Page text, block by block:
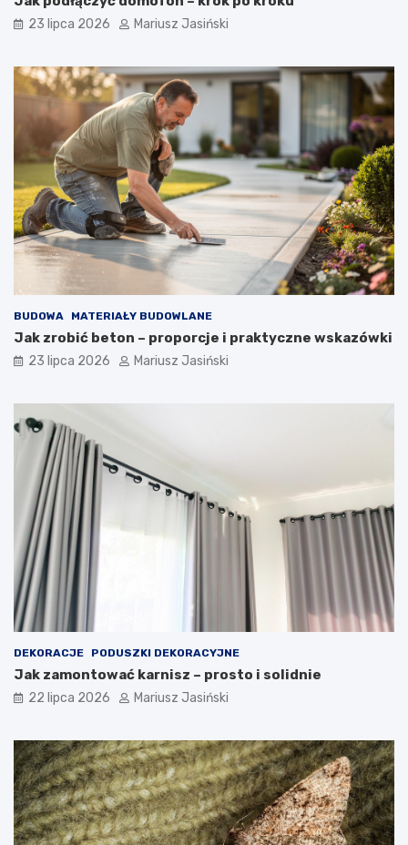
23 lipca 2026 Mariusz Jasiński
BUDOWA MATERIAŁY BUDOWLANE
Jak zrobić beton – proporcje i praktyczne wskazówki
23 lipca 2026 Mariusz Jasiński
DEKORACJE PODUSZKI DEKORACYJNE
Jak zamontować karnisz – prosto i solidnie
22 lipca 2026 Mariusz Jasiński